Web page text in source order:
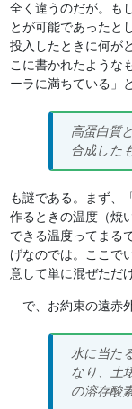
全く違うのだが。も
とが可能であったと
投入したときに何が
こに書かれたような
ーラに満ちている」
高蛋白質
合成した
も謎である。まず、
作るときの温度（焼
できる温度ってまる
げなのでは。ここで
意して単に混ぜただ
で、お約束の遠赤
水に当た
なり、土
の溶存酸